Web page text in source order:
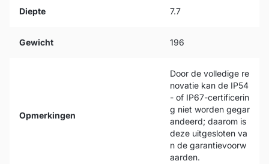
Diepte 7.7
Gewicht 196
Opmerkingen
Door de volledige re
novatie kan de IP54
- of IP67-certificerin
g niet worden gegar
andeerd; daarom is
deze uitgesloten va
n de garantievoorw
aarden.